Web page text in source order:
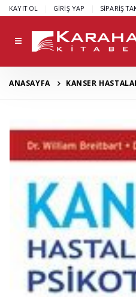
KAYIT OL GİRİŞ YAP SİPARİŞ
ANASAYFA KANSER